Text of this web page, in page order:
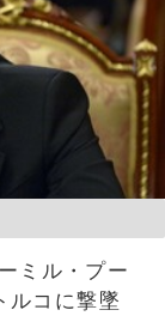
ミル・プー
ルコに撃墜